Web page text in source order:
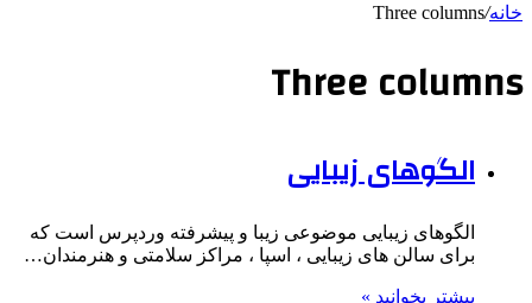
خانه/
Three columns
Three columns
الگوهای زیبایی
الگوهای زیبایی موضوعی زیبا و پیشرفته وردپرس است که
برای سالن های زیبایی ، اسپا ، مراکز سلامتی و هنرمندان…
بیشتر بخوانید »